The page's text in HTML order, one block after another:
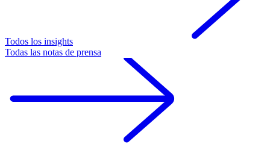
Todos los insights
Todas las notas de prensa